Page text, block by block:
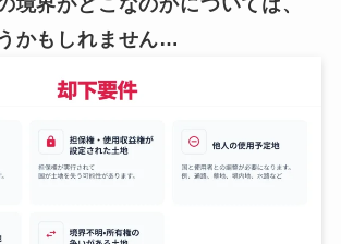
境界がどこなのかについては、
かもしれません…